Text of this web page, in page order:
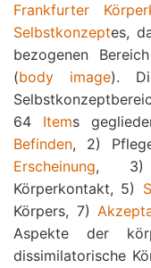
Frankfurter
Selbstkonzeptes,
bezogenen
(body image).
64 Items
Befinden, 2)
Erscheinung, 3)
Körperkontakt, 5)
Körpers, 7)
Aspekte der
dissimilatorische